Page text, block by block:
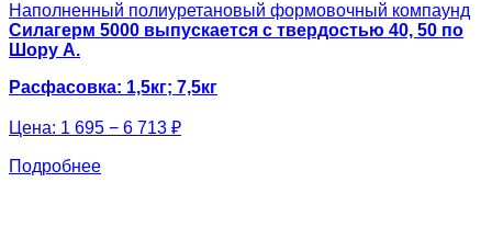
Наполненный полиуретановый формовочный компаунд
Силагерм 5000 выпускается с твердостью 40, 50 по
Шору А.
Расфасовка: 1,5кг; 7,5кг
Цена: 1 695 − 6 713 ₽
Подробнее